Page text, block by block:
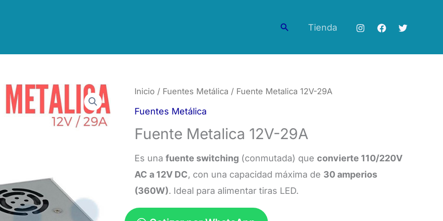
BuscarTienda
Inicio / Fuentes Metálica / Fuente Metalica 12V-29A
Fuentes Metálica
Fuente Metalica 12V-29A
Es una fuente switching (conmutada) que convierte 110/220V
AC a 12V DC, con una capacidad máxima de 30 amperios
(360W). Ideal para alimentar tiras LED.